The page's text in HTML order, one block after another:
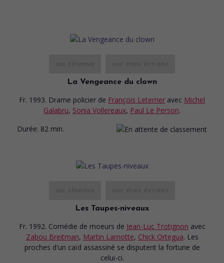
La Vengeance du clown
Fr. 1993. Drame policier de François Leterrier avec Michel
Galabru, Sonia Vollereaux, Paul Le Person.
Durée: 82 min.
Les Taupes-niveaux
Fr. 1992. Comédie de moeurs de Jean-Luc Trotignon avec
Zabou Breitman, Martin Lamotte, Chick Ortegua. Les
proches d'un caïd assassiné se disputent la fortune de
celui-ci.